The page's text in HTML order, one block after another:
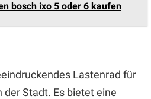
bosch ixo 5 oder 6 kaufen
Lastenrad für
der Stadt. Es bietet eine